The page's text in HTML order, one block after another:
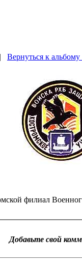
Вернуться к
филиал
Добавьте свой